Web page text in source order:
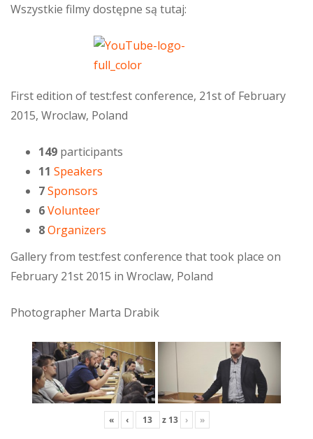
Wszystkie filmy dostępne są tutaj:
First edition of test:fest conference, 21st of February
2015, Wroclaw, Poland
149 participants
11 Speakers
7Sponsors
6Volunteer
8Organizers
Gallery from test:fest conference that took place on
February 21st 2015 in Wroclaw, Poland
Photographer Marta Drabik
« ‹ z 13 › »